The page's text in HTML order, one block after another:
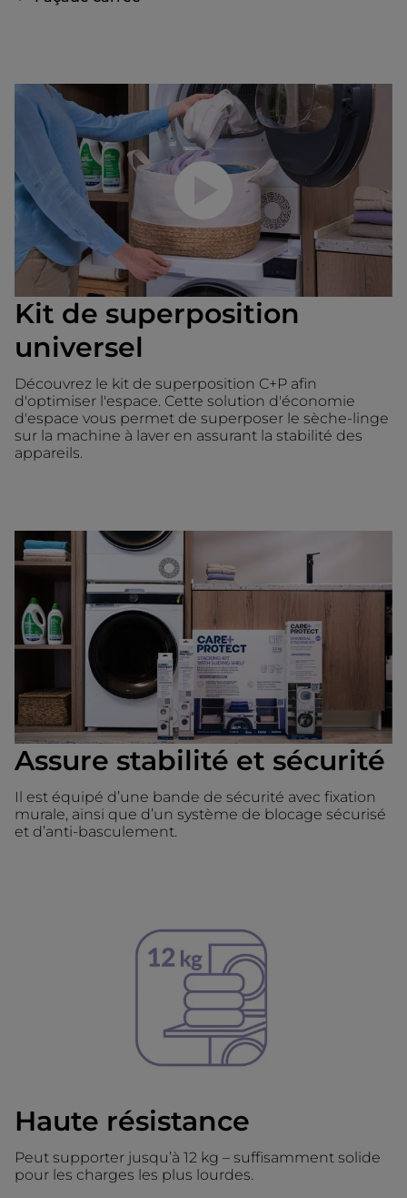
Lancer la vidéo
Kit de superposition
universel
Découvrez le kit de superposition C+P afin
d'optimiser l'espace. Cette solution d'économie
d'espace vous permet de superposer le sèche-linge
sur la machine à laver en assurant la stabilité des
appareils.
Assure stabilité et sécurité
Il est équipé d’une bande de sécurité avec fixation
murale, ainsi que d’un système de blocage sécurisé
et d’anti-basculement.
Haute résistance
Peut supporter jusqu’à 12 kg – suffisamment solide
pour les charges les plus lourdes.